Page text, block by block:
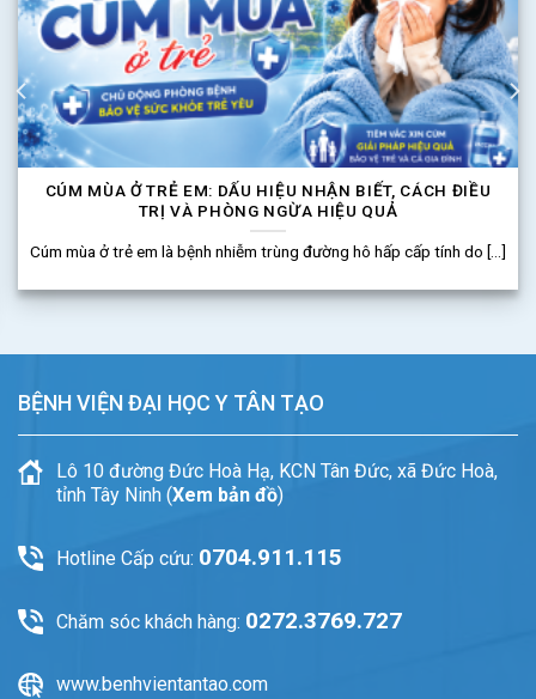
CÚM MÙA Ở TRẺ EM: DẤU HIỆU NHẬN BIẾT, CÁCH ĐIỀU
TRỊ VÀ PHÒNG NGỪA HIỆU QUẢ
Cúm mùa ở trẻ em là bệnh nhiễm trùng đường hô hấp cấp tính do [...]
BỆNH VIỆN ĐẠI HỌC Y TÂN TẠO
Lô 10 đường Đức Hoà Hạ, KCN Tân Đức, xã Đức Hoà,
tỉnh Tây Ninh (Xem bản đồ)
Hotline Cấp cứu: 0704.911.115
Chăm sóc khách hàng: 0272.3769.727
www.benhvientantao.com